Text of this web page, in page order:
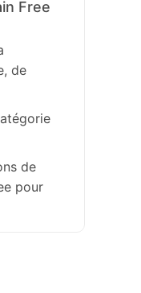
Free
de
de
pour